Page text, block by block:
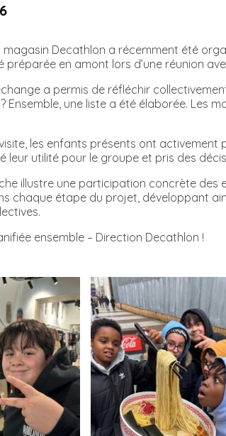
magasin Decathlon a récemment été
préparée en amont lors d’une réunion
a permis de réfléchir
Ensemble, une liste a été élaborée. Les
les enfants présents ont activement
leur utilité pour le groupe et pris des
illustre une participation concrète des
chaque étape du projet, développant
ensemble – Direction Decathlon !